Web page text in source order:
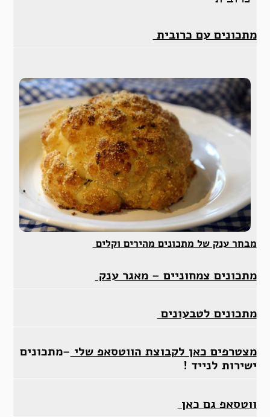
מתכונים עם כרובית
מבחר ענק של מתכונים מהירים וקלים
מתכונים צמחוניים – מאגר ענק
מתכונים לטבעונים
מצטרפים כאן לקבוצת הווטסאפ שלי–מתכונים
ישירות לנייד !
ווטסאפ גם כאן